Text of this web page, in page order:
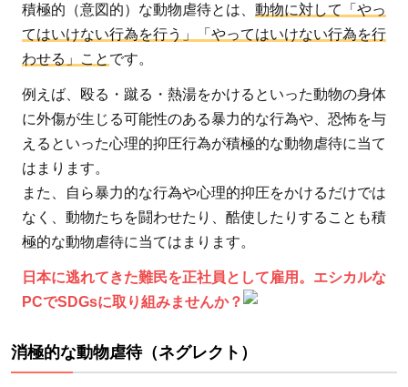
（ネ
グレ
ク
ト）
1.3
遺棄
によ
る動
物虐
待
動物
虐待
類に
積極的（意図的）な動物虐待とは、 動物に対して「やっ
てはいけない行為を行う」「やってはいけない行為を行
わせる」こと です。
例えば、殴る・蹴る・熱湯をかけるといった動物の身体
に外傷が生じる可能性のある暴力的な行為や、恐怖を与
えるといった心理的抑圧行為が積極的な動物虐待に当て
はまります。
また、自ら暴力的な行為や心理的抑圧をかけるだけでは
なく、動物たちを闘わせたり、酷使したりすることも積
極的な動物虐待に当てはまります。
日本に逃れてきた難民を正社員として雇用。エシカルな
PCでSDGsに取り組みませんか？
消極的な動物虐待（ネグレクト）